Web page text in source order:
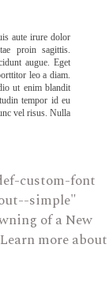
aute irure dolor
proin sagittis.
augue. Eget
leo a diam.
ut enim blandit
tempor id eu
vel risus. Nulla
custom-font
simple"
of a New
more about